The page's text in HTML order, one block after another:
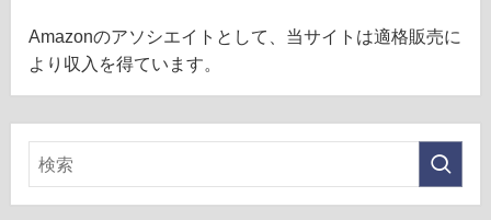
Amazonのアソシエイトとして、当サイトは適格販売に
より収入を得ています。